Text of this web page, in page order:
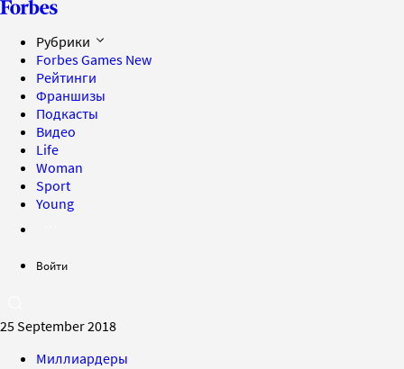
Рубрики
Forbes Games New
Рейтинги
Франшизы
Подкасты
Видео
Life
Woman
Sport
Young
Войти
25 September 2018
Миллиардеры